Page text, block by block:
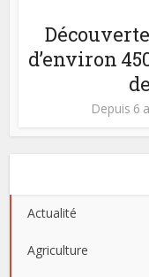
d’environ
Depuis 6
Actualité
Agriculture